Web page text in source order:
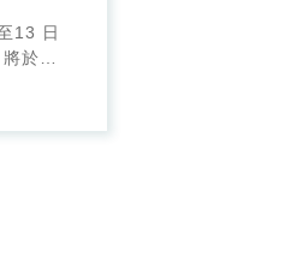
13 日
於高
醫內